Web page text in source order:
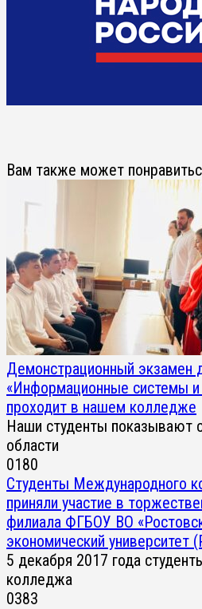
Вам также может
Демонстрационный экзамен
«Информационные системы
проходит в нашем колледже
Наши студенты показывают
области
0180
Студенты Международного
приняли участие в
филиала ФГБОУ ВО
экономический университет
5 декабря 2017 года
колледжа
0383